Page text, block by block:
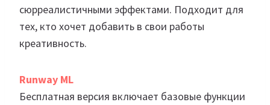
сюрреалистичными эффектами. Подходит для
тех, кто хочет добавить в свои работы
креативность.
Runway ML
Бесплатная версия включает базовые функции